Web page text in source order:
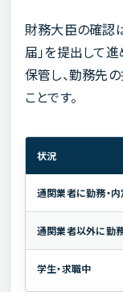
財務大臣の確認
届」を提出して
保管し、勤務先
ことです。
状況
通関業者に勤務・
通関業者以外に勤
学生・求職中